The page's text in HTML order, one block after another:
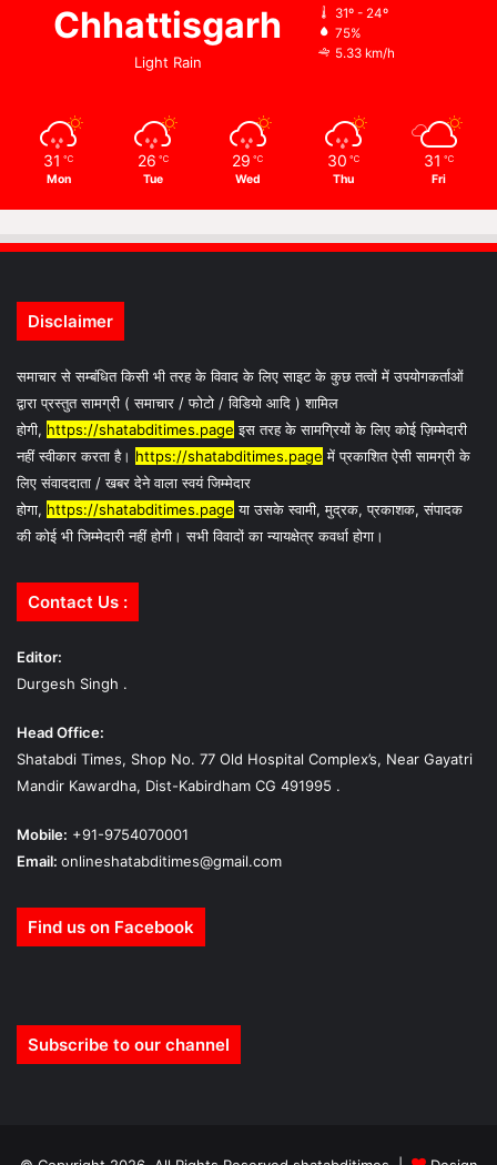
Chhattisgarh
Light Rain
31º - 24º
75%
5.33 km/h
31 ℃
Mon
26 ℃
Tue
29 ℃
Wed
30 ℃
Thu
31 ℃
Fri
Disclaimer
समाचार से सम्बंधित किसी भी तरह के विवाद के लिए साइट के कुछ तत्वों में उपयोगकर्ताओं
द्वारा प्रस्तुत सामग्री ( समाचार / फोटो / विडियो आदि ) शामिल
होगी, https://shatabditimes.page इस तरह के सामग्रियों के लिए कोई ज़िम्मेदारी
नहीं स्वीकार करता है। https://shatabditimes.page में प्रकाशित ऐसी सामग्री के
लिए संवाददाता / खबर देने वाला स्वयं जिम्मेदार
होगा, https://shatabditimes.page या उसके स्वामी, मुद्रक, प्रकाशक, संपादक
की कोई भी जिम्मेदारी नहीं होगी। सभी विवादों का न्यायक्षेत्र कवर्धा होगा।
Contact Us :
Editor:
Durgesh Singh .
Head Office:
Shatabdi Times, Shop No. 77 Old Hospital Complex’s, Near Gayatri
Mandir Kawardha, Dist-Kabirdham CG 491995 .
Mobile: +91-9754070001
Email: onlineshatabditimes@gmail.com
Find us on Facebook
Subscribe to our channel